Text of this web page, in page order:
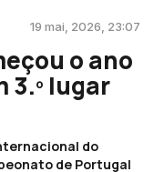
19 mai, 2026, 23:07
o ano
3.º lugar
do
de Portugal